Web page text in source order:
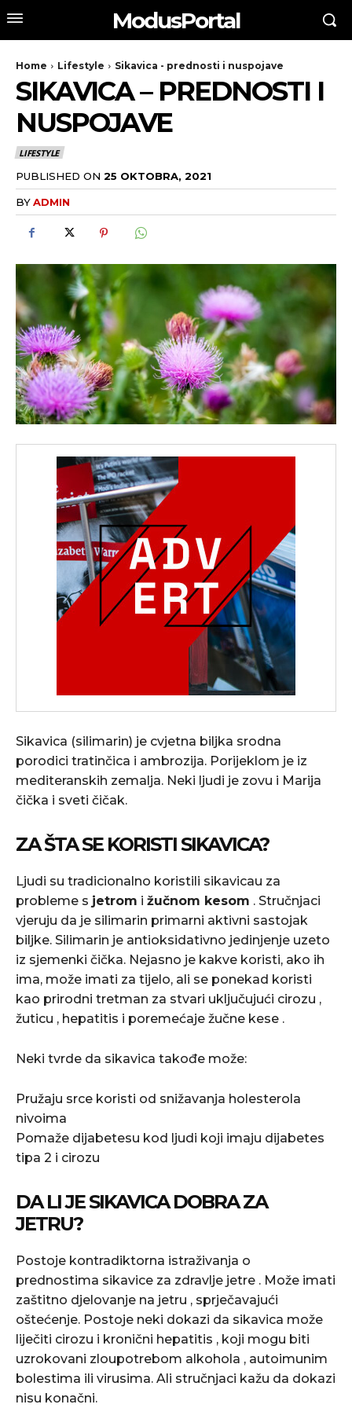
ModusPortal
Home Lifestyle Sikavica - prednosti i nuspojave
SIKAVICA – PREDNOSTI I
NUSPOJAVE
LIFESTYLE
PUBLISHED ON 25 OKTOBRA, 2021
BYADMIN
Sikavica (silimarin) je cvjetna biljka srodna
porodici tratinčica i ambrozija. Porijeklom je iz
mediteranskih zemalja. Neki ljudi je zovu i Marija
čička i sveti čičak.
ZA ŠTA SE KORISTI SIKAVICA?
Ljudi su tradicionalno koristili sikavicau za
probleme s jetrom i žučnom kesom . Stručnjaci
vjeruju da je silimarin primarni aktivni sastojak
biljke. Silimarin je antioksidativno jedinjenje uzeto
iz sjemenki čička. Nejasno je kakve koristi, ako ih
ima, može imati za tijelo, ali se ponekad koristi
kao prirodni tretman za stvari uključujući cirozu ,
žuticu , hepatitis i poremećaje žučne kese .
Neki tvrde da sikavica takođe može:
Pružaju srce koristi od snižavanja holesterola
nivoima
Pomaže dijabetesu kod ljudi koji imaju dijabetes
tipa 2 i cirozu
DA LI JE SIKAVICA DOBRA ZA
JETRU?
Postoje kontradiktorna istraživanja o
prednostima sikavice za zdravlje jetre . Može imati
zaštitno djelovanje na jetru , sprječavajući
oštećenje. Postoje neki dokazi da sikavica može
liječiti cirozu i kronični hepatitis , koji mogu biti
uzrokovani zloupotrebom alkohola , autoimunim
bolestima ili virusima. Ali stručnjaci kažu da dokazi
nisu konačni.